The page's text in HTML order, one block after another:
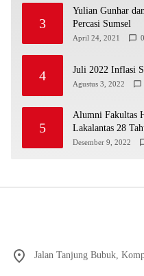
3
Yulian Gunhar
Percasi Sumsel
April 24, 2021 0
4 Juli 2022 Inflasi
Agustus 3, 2022
5
Alumni Fakultas
Lakalantas 28
Desember 9, 2022
Jalan Tanjung Bubuk,